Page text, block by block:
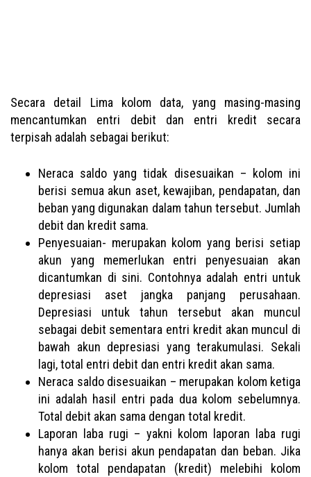
Secara detail Lima kolom data, yang masing-masing
mencantumkan entri debit dan entri kredit secara
terpisah adalah sebagai berikut:
Neraca saldo yang tidak disesuaikan – kolom ini
berisi semua akun aset, kewajiban, pendapatan, dan
beban yang digunakan dalam tahun tersebut. Jumlah
debit dan kredit sama.
Penyesuaian- merupakan kolom yang berisi setiap
akun yang memerlukan entri penyesuaian akan
dicantumkan di sini. Contohnya adalah entri untuk
depresiasi aset jangka panjang perusahaan.
Depresiasi untuk tahun tersebut akan muncul
sebagai debit sementara entri kredit akan muncul di
bawah akun depresiasi yang terakumulasi. Sekali
lagi, total entri debit dan entri kredit akan sama.
Neraca saldo disesuaikan – merupakan kolom ketiga
ini adalah hasil entri pada dua kolom sebelumnya.
Total debit akan sama dengan total kredit.
Laporan laba rugi – yakni kolom laporan laba rugi
hanya akan berisi akun pendapatan dan beban. Jika
kolom total pendapatan (kredit) melebihi kolom